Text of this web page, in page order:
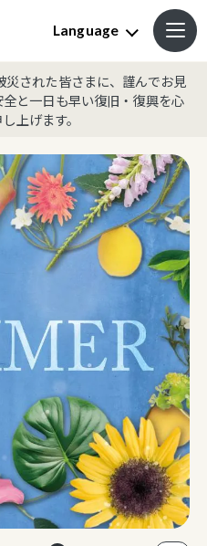
Language
災された皆さまに、謹んでお見
と一日も早い復旧・復興を心
上げます。